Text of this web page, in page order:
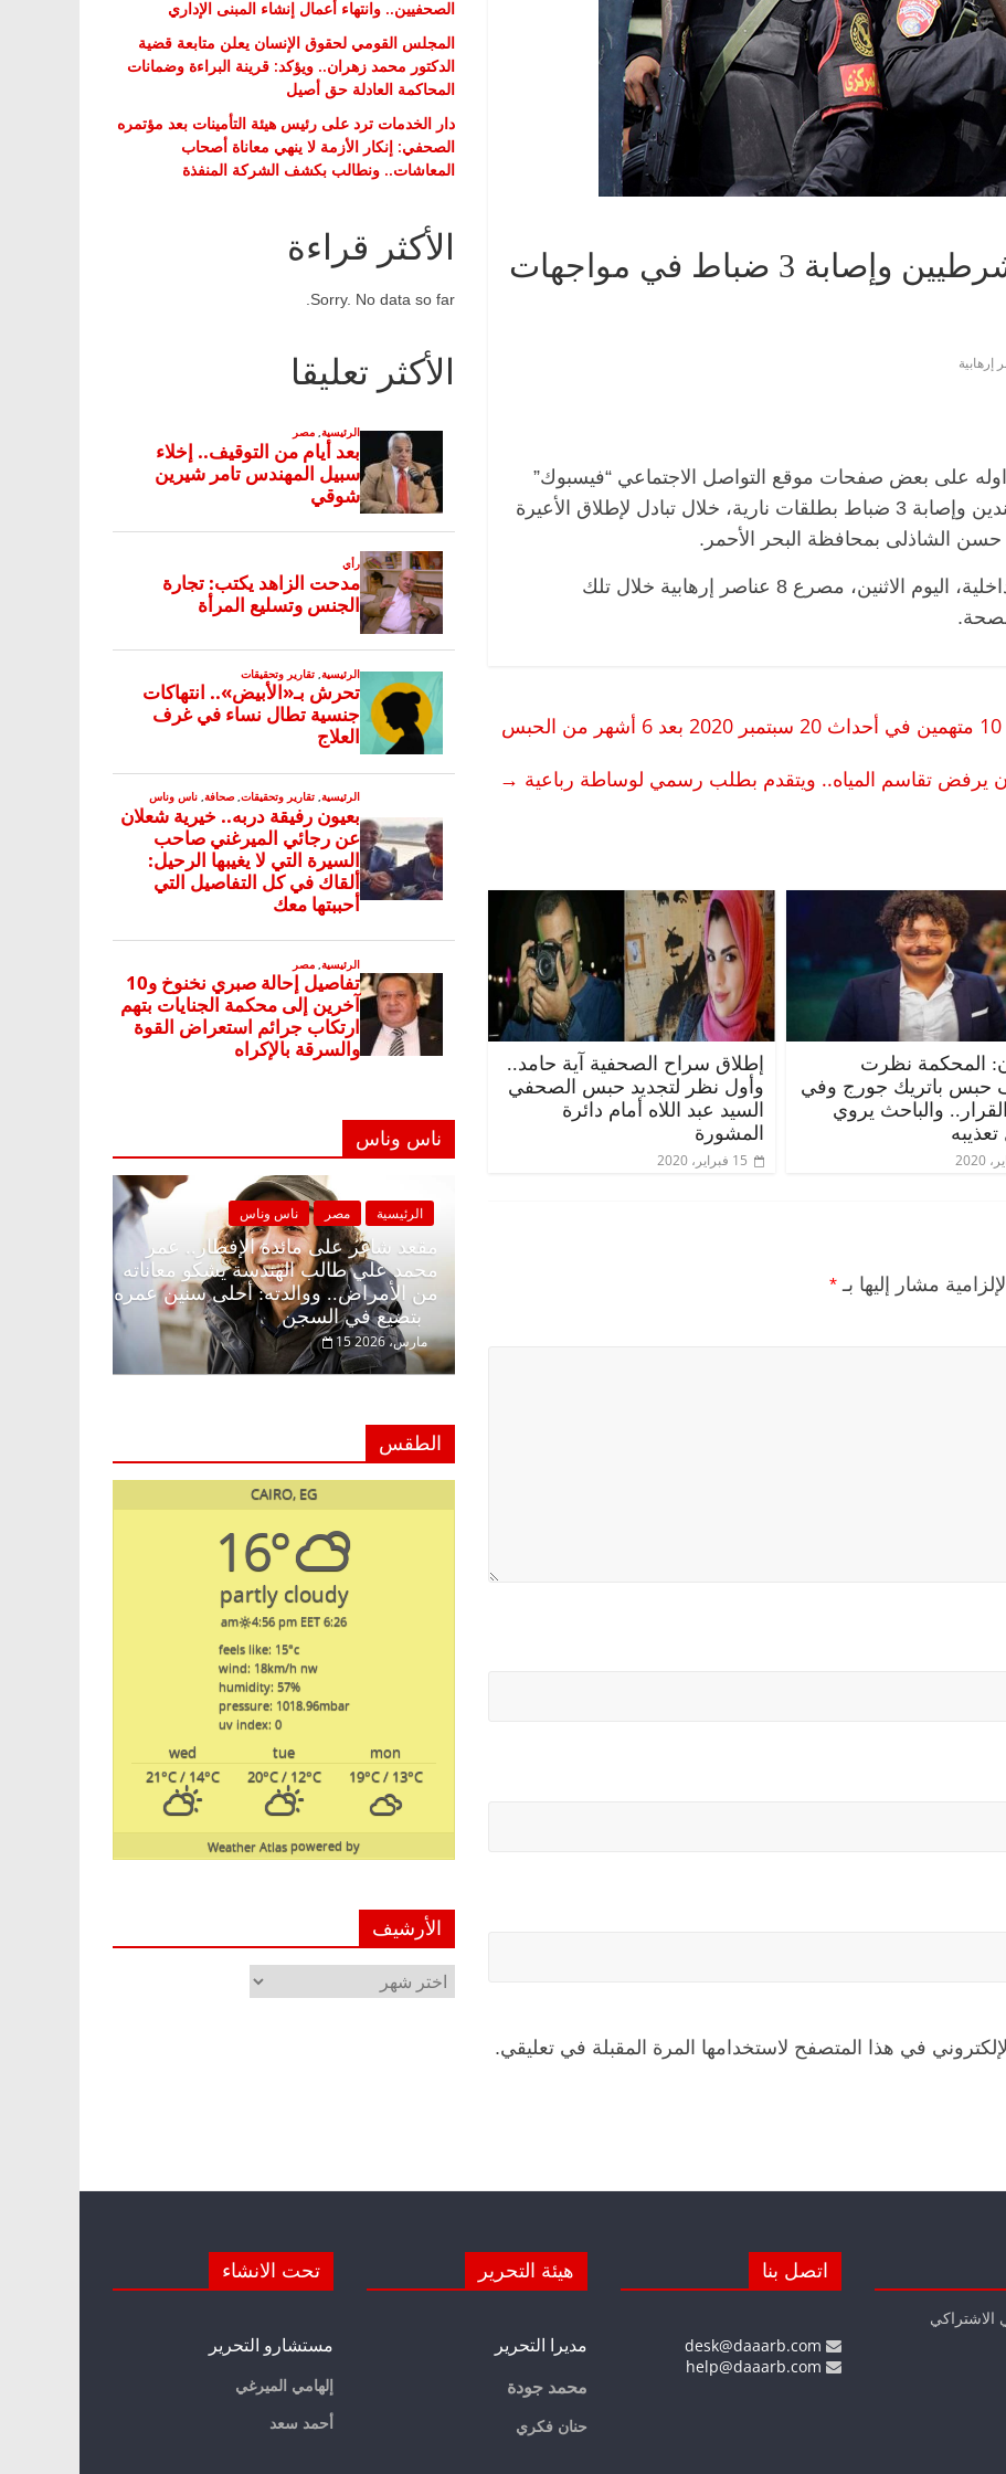
الداخلية تنفي استشهاد 6 شرطيين وإصابة 3 ضباط في مواجهات
إرهابية
على بعض صفحات موقع التواصل الاجتماعي “فيسبوك”
بشأن الادعاء باستشهاد فردي شرطة و4 مجندين وإصابة 3 ضباط بطلقات نارية، خلال تبادل لإطلاق الأعيرة
حسن الشاذلى بمحافظة البحر الأحمر.
كما نفى المصدر، في بيان رسمي الوزارة الداخلية، اليوم الاثنين، مصرع 8 عناصر إرهابية خلال تلك
يرفض تقاسم المياه.. ويتقدم بطلب رسمي لوساطة رباعية →
المحكمة نظرت
حبس باتريك جورج وفي
والباحث يروي
إطلاق سراح الصحفية آية حامد..
وأول نظر لتجديد حبس الصحفي
السيد عبد اللاه أمام دائرة
المشورة
15 فبراير، 2020
مشار إليها بـ *
في هذا المتصفح لاستخدامها المرة المقبلة في تعليقي.
الصحفيين.. وانتهاء أعمال إنشاء المبنى الإداري
المجلس القومي لحقوق الإنسان يعلن متابعة قضية
الدكتور محمد زهران.. ويؤكد: قرينة البراءة وضمانات
المحاكمة العادلة حق أصيل
دار الخدمات ترد على رئيس هيئة التأمينات بعد مؤتمره
الصحفي: إنكار الأزمة لا ينهي معاناة أصحاب
المعاشات.. ونطالب بكشف الشركة المنفذة
الأكثر قراءة
Sorry. No data so far.
الأكثر تعليقا
ناس وناس
الرئيسية ناس وناس
مقعد شاغر على مائدة الإفطار..
محمد علي طالب الهندسة يشكو
من الأمراض.. ووالدته: أحلى
بتضيع في السجن
15 مارس، 2026
ناس وناس
مقعد شاغر على الإفطار وبلكونة بلا زينة
رمضان.. د. عبدالخالق فاروق خبير
اقتصادي في انتظار حلم الحرية ولمة
الخصخصة الذي دافع عن المال العام
الطقس
CAIRO, EG
16°
partly cloudy
6:26 am
4:56 pm EET
feels like: 15°c
wind: 18km/h nw
humidity: 57%
pressure: 1018.96mbar
uv index: 0
mon
tue
wed
19°C/ 13°C
20°C/ 12°C
21°C/ 14°C
powered by
Weather Atlas
الأرشيف
الأرشيف
اتصل بنا هيئة التحرير
مديرا التحرير
محمد جودة
حنان فكري
تحت الانشاء
مستشارو التحرير
إلهامي الميرغي
أحمد سعد